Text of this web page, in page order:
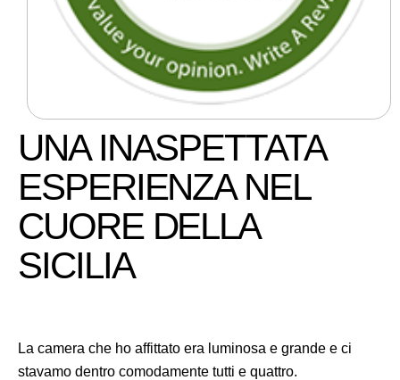
UNA INASPETTATA
ESPERIENZA NEL
CUORE DELLA
SICILIA
La camera che ho affittato era luminosa e grande e ci
stavamo dentro comodamente tutti e quattro.